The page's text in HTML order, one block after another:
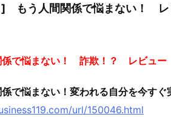
] もう人間関係で悩まない！
係で悩まない！ 詐欺！？ レビュ
係で悩まない！変われる自分を今すぐ
url/150046.html